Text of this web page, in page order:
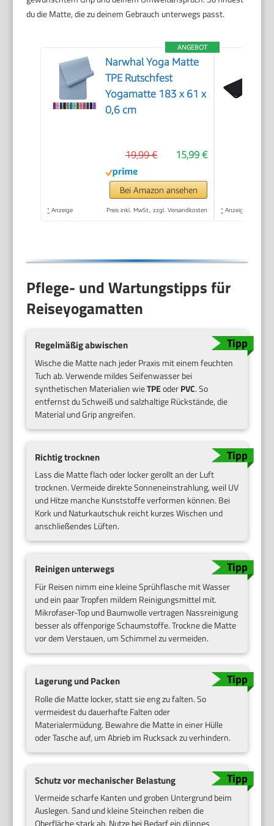
du die Matte, die zu deinem Gebrauch unterwegs passt.
ANGEBOT
Narwhal Yoga Matte
TPE Rutschfest
Yogamatte 183 x 61 x
0,6 cm
15,99 €
19,99 €
Bei Amazon ansehen
* Anzeige Preis inkl. MwSt., zzgl. Versandkosten * Anzeige
Pflege- und Wartungstipps für
Reiseyogamatten
Regelmäßig abwischen
Wische die Matte nach jeder Praxis mit einem feuchten
Tuch ab. Verwende mildes Seifenwasser bei
synthetischen Materialien wieTPEoderPVC. So
entfernst du Schweiß und salzhaltige Rückstände, die
Material und Grip angreifen.
Richtig trocknen
Lass die Matte flach oder locker gerollt an der Luft
trocknen. Vermeide direkte Sonneneinstrahlung, weil UV
und Hitze manche Kunststoffe verformen können. Bei
Kork und Naturkautschuk reicht kurzes Wischen und
anschließendes Lüften.
Reinigen unterwegs
Für Reisen nimm eine kleine Sprühflasche mit Wasser
und ein paar Tropfen mildem Reinigungsmittel mit.
Mikrofaser-Top und Baumwolle vertragen Nassreinigung
besser als offenporige Schaumstoffe. Trockne die Matte
vor dem Verstauen, um Schimmel zu vermeiden.
Lagerung und Packen
Rolle die Matte locker, statt sie eng zu falten. So
vermeidest du dauerhafte Falten oder
Materialermüdung. Bewahre die Matte in einer Hülle
oder Tasche auf, um Abrieb im Rucksack zu verhindern.
Schutz vor mechanischer Belastung
Vermeide scharfe Kanten und groben Untergrund beim
Auslegen. Sand und kleine Steinchen reiben die